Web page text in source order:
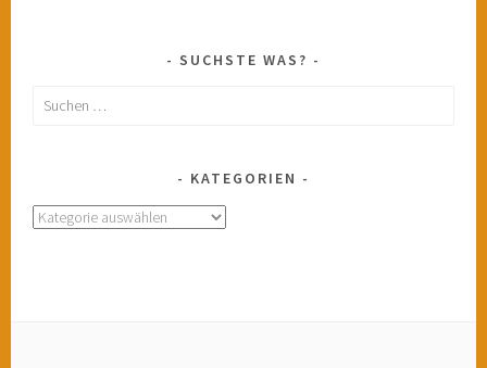
SUCHSTE WAS?
Suchen
KATEGORIEN
Kategorien